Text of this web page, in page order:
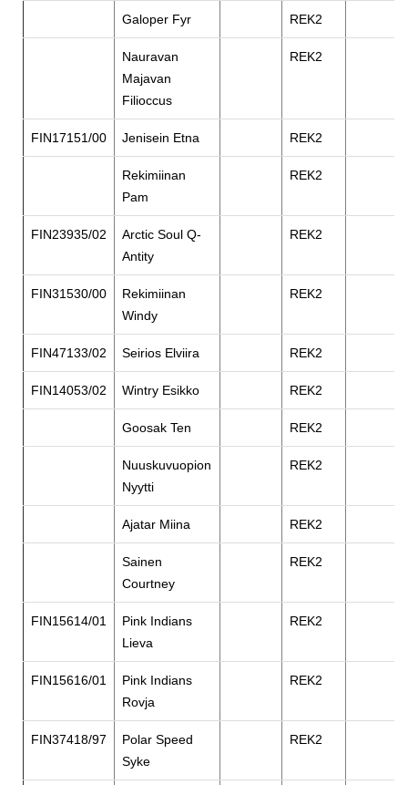
Galoper Fyr REK2
Nauravan
Majavan
Filioccus
REK2
FIN17151/00 Jenisein Etna REK2
Rekimiinan
Pam
REK2
FIN23935/02
Arctic Soul Q-
Antity
REK2
FIN31530/00
Rekimiinan
Windy
REK2
FIN47133/02 Seirios Elviira REK2
FIN14053/02 Wintry Esikko REK2
Goosak Ten REK2
Nuuskuvuopion
Nyytti
REK2
Ajatar Miina REK2
Sainen
Courtney
REK2
FIN15614/01
Pink Indians
Lieva
REK2
FIN15616/01
Pink Indians
Rovja
REK2
FIN37418/97
Polar Speed
Syke
REK2